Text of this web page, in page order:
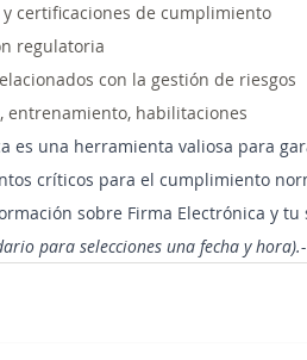
y certificaciones de cumplimiento
regulatoria
con la gestión de riesgos
entrenamiento, habilitaciones
es una herramienta valiosa para
críticos para el cumplimiento
sobre Firma Electrónica y
para selecciones una fecha y hora).-